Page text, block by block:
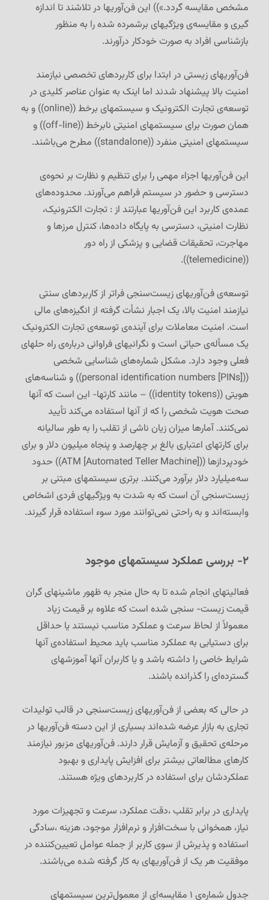
مشخص مقایسه گردد.»)) این فن‌آوریها در تلاشند تا اندازه
گیری و مقایسه‌ی ویژگیهای بر‌شمرده شده را به منظور
بازشناسی افراد به صورت خود‌کار درآورند.
فن‌آوریهای زیستی در ابتدا برای کاربردهای تخصصی نیازمند
امنیت بالا پیشنهاد شدند اما اینک به عنوان عناصر کلیدی در
توسعه‌ی تجارت الکترونیک و سیستمهای برخط ((online)) و به
همان صورت برای سیستمهای امنیتی نا‌برخط ((off-line)) و
سیستمهای امنیتی منفرد ((standalone)) مطرح می‌باشند.
این فن‌آوریها اجزاء مهمی را برای تنظیم و نظارت بر نحوه‌ی
دسترسی و حضور در سیستم فراهم می‌آورند. محدوده‌های
عمده‌ی کاربرد این فن‌آوریها عبارتند از : تجارت الکترونیک،
نظارت امنیتی، دسترسی به پایگاه داده‌ها، کنترل مرزها و
مهاجرت، تحقیقات قضایی و پزشکی از راه دور
((telemedicine)).
توسعه‌ی فن‌آوریهای زیست‌سنجی فراتر از کاربردهای سنتی
نیازمند امنیت بالا، یک اجبار نشأت گرفته از انگیزه‌های مالی
است. امنیت معاملات برای آینده‌ی توسعه‌ی تجارت الکترونیک
یک مسأله‌ی حیاتی است و نگرانیهای فراوانی درباره‌ی راه حلهای
فعلی وجود دارد. مشکل شماره‌های شناسایی شخصی
((
personal identification numbers [PINs])) و شناسه‌های
هویتی ((identity tokens)) – مانند کارتها- این است که آنها
صحت هویت شخصی را که از آنها استفاده می‌کند تأیید
نمی‌کنند. آمارها میزان زیان ناشی از تقلب را به طور سالیانه
برای کارتهای اعتباری بالغ بر چهارصد و پنجاه میلیون دلار و برای
خودپردازها ((ATM [Automated Teller Machine])) حدود
سه‌میلیارد دلار برآورد می‌کنند. برتری سیستمهای مبتنی بر
زیست‌سنجی آن است که به شدت به ویژگیهای فردی اشخاص
وابسته‌اند و به راحتی نمی‌توانند مورد سوء استفاده قرار گیرند.
۲- بررسی عملکرد سیستمهای موجود
فعالیتهای انجام شده تا به حال منجر به ظهور ماشینهای گران
قیمت زیست- سنجی شده است که علاوه بر قیمت زیاد
معمولاً از لحاظ سرعت و عملکرد مناسب نیستند یا حداقل
برای دستیابی به عملکرد مناسب باید محیط استفاده‌ی آنها
شرایط خاصی را داشته باشد و یا کاربران آنها آموزشهای
گسترده‌ای را گذرانده باشند.
در حالی که بعضی از فن‌آوریهای زیست‌سنجی در قالب تولیدات
تجاری به بازار عرضه شده‌اند بسیاری از این دسته فن‌آوریها در
مرحله‌ی تحقیق و آزمایش قرار دارند. فن‌آوریهای مزبور نیازمند
کارهای مطالعاتی بیشتر برای افزایش پایداری و بهبود
عملکردشان برای استفاده در کاربردهای ویژه هستند.
پایداری در برابر تقلب ،دقت عملکرد، سرعت و تجهیزات مورد
نیاز، همخوانی با سخت‌افزار و نرم‌افزار موجود، هزینه ،سادگی
استفاده و پذیرش از سوی کاربر از جمله عوامل تعیین‌کننده در
موفقیت هر یک از فن‌آوریهای به کار گرفته شده می‌باشند.
جدول شماره‌ی ۱ مقایسه‌ای از معمول‌ترین سیستمهای